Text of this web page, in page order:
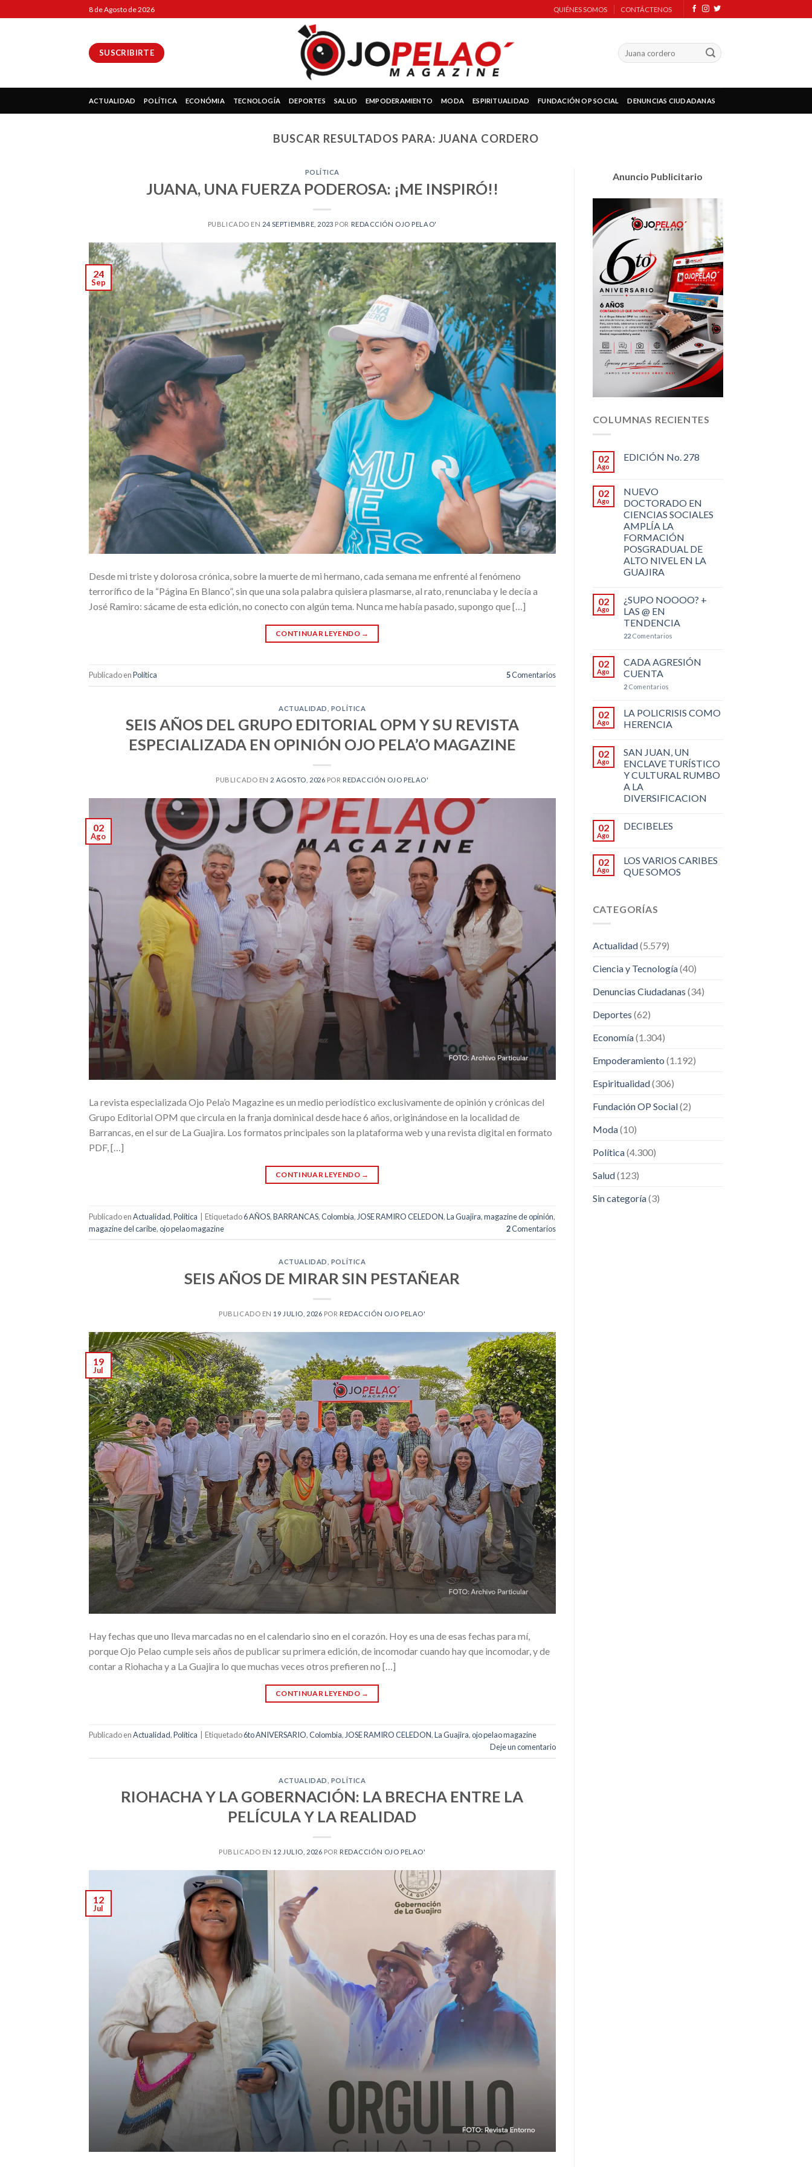
to
8 de Agosto de 2026 QUIÉNES SOMOS CONTÁCTENOS
SUSCRIBIRTE
ACTUALIDAD POLÍTICA ECONÓMIA TECNOLOGÍA DEPORTES SALUD EMPODERAMIENTO MODA ESPIRITUALIDAD FUNDACIÓN OP SOCIAL DENUNCIAS CIUDADANAS
BUSCAR RESULTADOS PARA: JUANA CORDERO
POLÍTICA
JUANA, UNA FUERZA PODEROSA: ¡ME INSPIRÓ!!
PUBLICADO EN 24 SEPTIEMBRE, 2023 POR REDACCIÓN OJO PELAO'
24
Sep
Desde mi triste y dolorosa crónica, sobre la muerte de mi hermano, cada semana me enfrenté al fenómeno
terrorífico de la “Página En Blanco”, sin que una sola palabra quisiera plasmarse, al rato, renunciaba y le decía a
José Ramiro: sácame de esta edición, no conecto con algún tema. Nunca me había pasado, supongo que […]
CONTINUAR LEYENDO →
Publicado enPolítica 5Comentarios
ACTUALIDAD POLÍTICA
SEIS AÑOS DEL GRUPO EDITORIAL OPM Y SU REVISTA
ESPECIALIZADA EN OPINIÓN OJO PELA’O MAGAZINE
PUBLICADO EN 2 AGOSTO, 2026 POR REDACCIÓN OJO PELAO'
02
Ago
La revista especializada Ojo Pela’o Magazine es un medio periodístico exclusivamente de opinión y crónicas del
Grupo Editorial OPM que circula en la franja dominical desde hace 6 años, originándose en la localidad de
Barrancas, en el sur de La Guajira. Los formatos principales son la plataforma web y una revista digital en formato
PDF, […]
CONTINUAR LEYENDO →
Publicado enActualidad,Política Etiquetado6 AÑOS,BARRANCAS,Colombia, JOSE RAMIRO CELEDON,La Guajira,magazine de opinión,
magazine del caribe,ojo pelao magazine 2Comentarios
ACTUALIDAD POLÍTICA
SEIS AÑOS DE MIRAR SIN PESTAÑEAR
PUBLICADO EN 19 JULIO, 2026 POR REDACCIÓN OJO PELAO'
19
Jul
Hay fechas que uno lleva marcadas no en el calendario sino en el corazón. Hoy es una de esas fechas para mí,
porque Ojo Pelao cumple seis años de publicar su primera edición, de incomodar cuando hay que incomodar, y de
contar a Riohacha y a La Guajira lo que muchas veces otros prefieren no […]
CONTINUAR LEYENDO →
Publicado enActualidad,Política Etiquetado6to ANIVERSARIO,Colombia, JOSE RAMIRO CELEDON,La Guajira,ojo pelao magazine
Deje un comentario
ACTUALIDAD POLÍTICA
RIOHACHA Y LA GOBERNACIÓN: LA BRECHA ENTRE LA
PELÍCULA Y LA REALIDAD
PUBLICADO EN 12 JULIO, 2026 POR REDACCIÓN OJO PELAO'
12
Jul
Anuncio Publicitario
COLUMNAS RECIENTES
02
Ago
EDICIÓN No. 278
02
Ago
NUEVO
DOCTORADO EN
CIENCIAS SOCIALES
AMPLÍA LA
FORMACIÓN
POSGRADUAL DE
ALTO NIVEL EN LA
GUAJIRA
02
Ago
¿SUPO NOOOO? +
LAS @ EN
TENDENCIA
22Comentarios
02
Ago
CADA AGRESIÓN
CUENTA
2Comentarios
02
Ago
LA POLICRISIS COMO
HERENCIA
02
Ago
SAN JUAN, UN
ENCLAVE TURÍSTICO
Y CULTURAL RUMBO
A LA
DIVERSIFICACION
02
Ago
DECIBELES
02
Ago
LOS VARIOS CARIBES
QUE SOMOS
CATEGORÍAS
Actualidad(5.579)
Ciencia y Tecnología(40)
Denuncias Ciudadanas (34)
Deportes (62)
Economía(1.304)
Empoderamiento (1.192)
Espiritualidad(306)
Fundación OP Social(2)
Moda(10)
Política(4.300)
Salud(123)
Sin categoría(3)